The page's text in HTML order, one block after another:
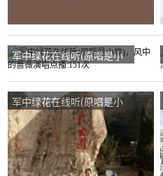
军中绿花在线听(原唱是小
曾)，风中的蔷薇演唱点
播:151次
军中绿花在线听(原唱是小
曾)，情小宇“刘氏家族”九江
太和县旧址……演唱点
播:33次